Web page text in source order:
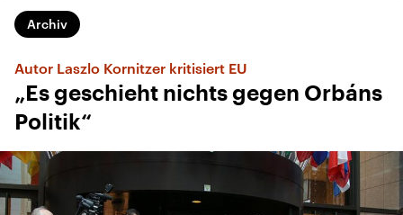
Archiv
Autor Laszlo Kornitzer kritisiert EU
„Es geschieht nichts gegen Orbáns
Politik“